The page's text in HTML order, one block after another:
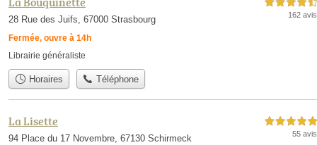
28 Rue des Juifs, 67000 Strasbourg
Fermée, ouvre à 14h
4,5 étoiles sur 5
162 avis
Librairie généraliste
Horaires Téléphone
La Lisette
94 Place du 17 Novembre, 67130 Schirmeck
5,0 étoiles sur 5
55 avis